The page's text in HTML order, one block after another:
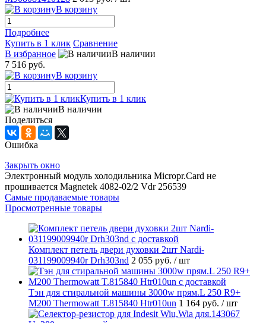
В корзину
Подробнее
Купить в 1 клик Сравнение
В избранное
В наличии
7 516 руб.
В корзину
Купить в 1 клик
В наличии
Поделиться
Ошибка
Закрыть окно
Электронный модуль холодильника Micropr.Card не
прошивается Magnetek 4082-02/2 Vdr 256539
Самые продаваемые товары
Просмотренные товары
Комплект петель двери духовки 2шт Nardi-
031199009940r Drh303nd 2 055 руб. / шт
Тэн для стиральной машины 3000w прям.L 250 R9+
M200 Thermowatt T.815840 Htr010un 1 164 руб. / шт